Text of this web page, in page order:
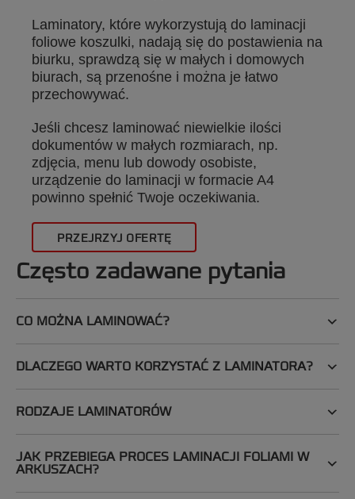
Laminatory, które wykorzystują do laminacji
foliowe koszulki, nadają się do postawienia na
biurku, sprawdzą się w małych i domowych
biurach, są przenośne i można je łatwo
przechowywać.
Jeśli chcesz laminować niewielkie ilości
dokumentów w małych rozmiarach, np.
zdjęcia, menu lub dowody osobiste,
urządzenie do laminacji w formacie A4
powinno spełnić Twoje oczekiwania.
PRZEJRZYJ OFERTĘ
Często zadawane pytania
CO MOŻNA LAMINOWAĆ?
DLACZEGO WARTO KORZYSTAĆ Z LAMINATORA?
RODZAJE LAMINATORÓW
JAK PRZEBIEGA PROCES LAMINACJI FOLIAMI W
ARKUSZACH?